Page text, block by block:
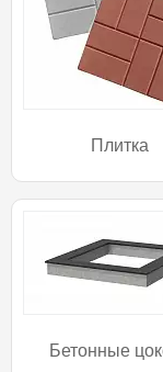
Плитка
Бетонные